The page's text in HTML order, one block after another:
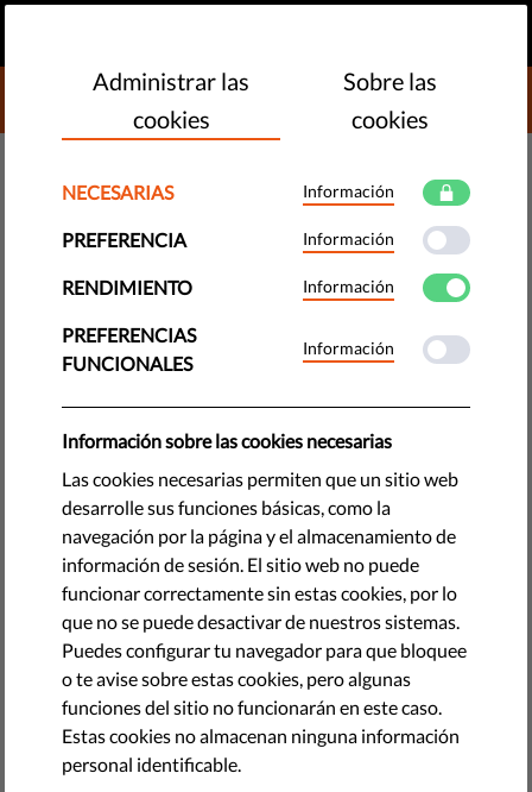
DONATE TO LIBERTIES
Populismo vs progresismo:
similitudes y diferencias
¿Qué significan estos términos, en qué se parecen o
diferencian, que los define?
by LibertiesEU
agosto 10, 2021
Administrar las
cookies
Sobre las
cookies
NECESARIAS Información
PREFERENCIA Información
RENDIMIENTO Información
PREFERENCIAS
FUNCIONALES
Información
Información sobre las cookies necesarias
Las cookies necesarias permiten que un sitio web
desarrolle sus funciones básicas, como la
navegación por la página y el almacenamiento de
información de sesión. El sitio web no puede
funcionar correctamente sin estas cookies, por lo
que no se puede desactivar de nuestros sistemas.
Puedes configurar tu navegador para que bloquee
o te avise sobre estas cookies, pero algunas
funciones del sitio no funcionarán en este caso.
Estas cookies no almacenan ninguna información
personal identificable.